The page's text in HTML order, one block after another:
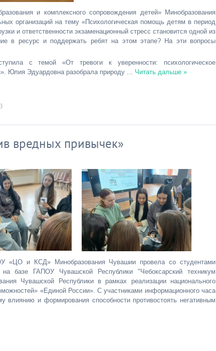
и комплексного сопровождения детей» Минобразования
организаций на тему «Психологическая помощь детям в период
и ответственности экзаменационный стресс становится одной из
в ресурс и поддержать ребят на этом этапе? На эти вопросы
с темой «От тревоги к уверенности: психологическое
Юлия Эдуардовна разобрала природу
Читать дальше »
вредных привычек»
«ЦО и КСД» Минобразования Чувашии провела со студентами
базе ГАПОУ Чувашской Республики "Чебоксарский техникум
Чувашской Республики в рамках реализации национального
«Единой России». С участниками информационного часа
влиянию и формирования способности противостоять негативным